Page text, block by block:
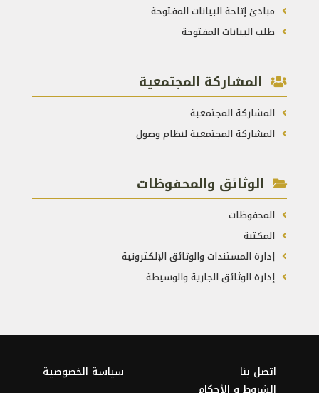
مبادئ إتاحة البيانات المفتوحة
طلب البيانات المفتوحة
المشاركة المجتمعية
المشاركة المجتمعية
المشاركة المجتمعية لنظام وصول
الوثائق والمحفوظات
المحفوظات
المكتبة
إدارة المستندات والوثائق الإلكترونية
إدارة الوثائق الجارية والوسيطة
اتصل بنا
سياسة الخصوصية